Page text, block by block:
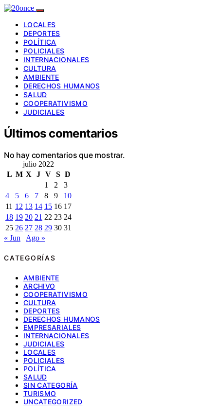
LOCALES
DEPORTES
POLÍTICA
POLICIALES
INTERNACIONALES
CULTURA
AMBIENTE
DERECHOS HUMANOS
SALUD
COOPERATIVISMO
JUDICIALES
Últimos comentarios
No hay comentarios que mostrar.
julio 2022
L M X J V S D
1
2
3
4
5 6 7 8 9
10
11 12 13 14 15 16 17
18 19 20 21 22 23 24
25 26 27 28 29 30 31
« Jun
Ago »
CATEGORÍAS
AMBIENTE
ARCHIVO
COOPERATIVISMO
CULTURA
DEPORTES
DERECHOS HUMANOS
EMPRESARIALES
INTERNACIONALES
JUDICIALES
LOCALES
POLICIALES
POLÍTICA
SALUD
SIN CATEGORÍA
TURISMO
UNCATEGORIZED